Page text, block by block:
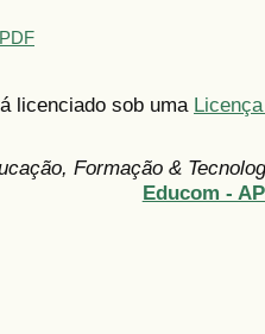
PDF
licenciado sob uma
Formação &
Educom -